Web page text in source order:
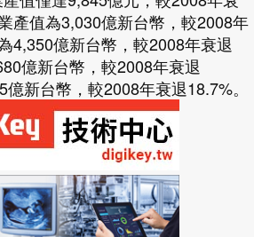
產值為3,030億新台幣，較2008年
4,350億新台幣，較2008年衰退
億新台幣，較2008年衰退
新台幣，較2008年衰退18.7%。